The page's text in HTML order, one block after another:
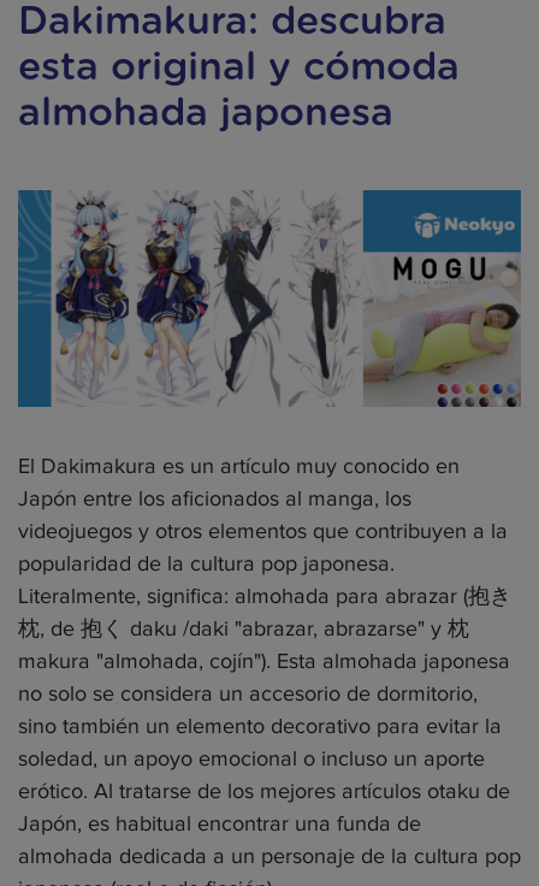
Dakimakura: descubra
esta original y cómoda
almohada japonesa
El Dakimakura es un artículo muy conocido en
Japón entre los aficionados al manga, los
videojuegos y otros elementos que contribuyen a la
popularidad de la cultura pop japonesa.
Literalmente, significa: almohada para abrazar (抱き
枕, de 抱く daku /daki "abrazar, abrazarse" y 枕
makura "almohada, cojín"). Esta almohada japonesa
no solo se considera un accesorio de dormitorio,
sino también un elemento decorativo para evitar la
soledad, un apoyo emocional o incluso un aporte
erótico. Al tratarse de los mejores artículos otaku de
Japón, es habitual encontrar una funda de
almohada dedicada a un personaje de la cultura pop